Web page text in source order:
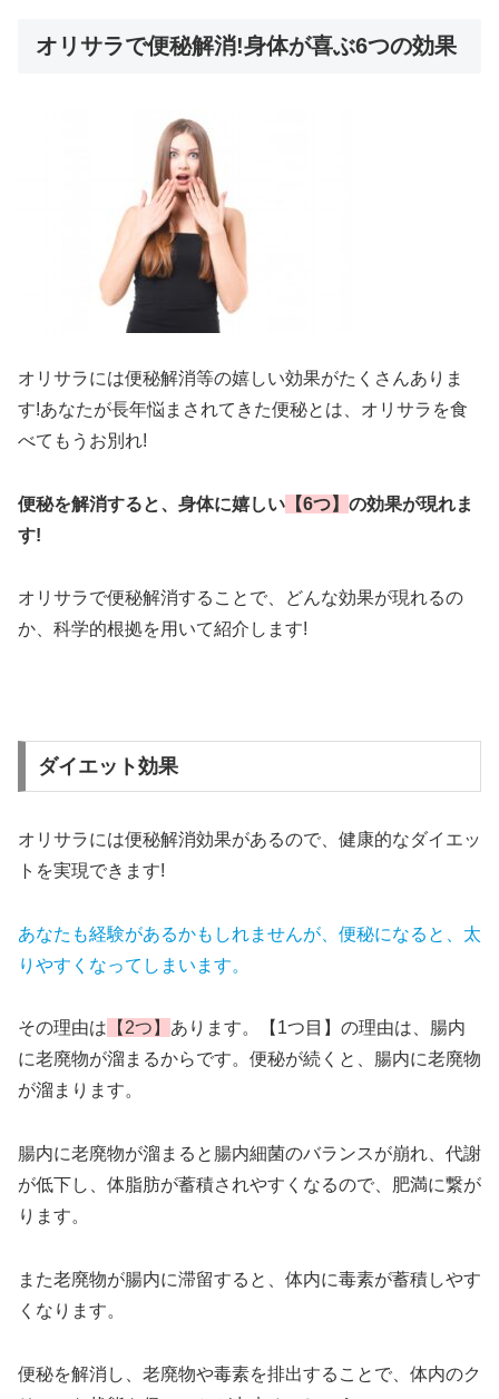
オリサラで便秘解消!身体が喜ぶ6つの効果
オリサラには便秘解消等の嬉しい効果がたくさんありま
す!あなたが長年悩まされてきた便秘とは、オリサラを食
べてもうお別れ!
便秘を解消すると、身体に嬉しい 【6つ】 の効果が現れま
す!
オリサラで便秘解消することで、どんな効果が現れるの
か、科学的根拠を用いて紹介します!
ダイエット効果
オリサラには便秘解消効果があるので、健康的なダイエッ
トを実現できます!
あなたも経験があるかもしれませんが、便秘になると、太
りやすくなってしまいます。
その理由は 【2つ】 あります。【1つ目】の理由は、腸内
に老廃物が溜まるからです。便秘が続くと、腸内に老廃物
が溜まります。
腸内に老廃物が溜まると腸内細菌のバランスが崩れ、代謝
が低下し、体脂肪が蓄積されやすくなるので、肥満に繋が
ります。
また老廃物が腸内に滞留すると、体内に毒素が蓄積しやす
くなります。
便秘を解消し、老廃物や毒素を排出することで、体内のク